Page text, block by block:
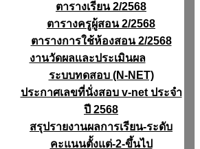
ตารางเรียน 2/2568
ตารางครูผู้สอน 2/2568
ตารางการใช้ห้องสอน 2/2568
งานวัดผลเเละประเมินผล
ระบบทดสอบ (N-NET)
ประกาศเลขที่นั่งสอบ v-net ประจำ
ปี 2568
สรุปรายงานผลการเรียน-ระดับ
คะแนนตั้งแต่-2-ขึ้นไป